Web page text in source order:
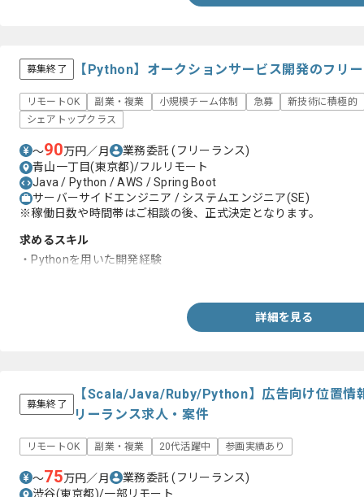
募集終了 【Python】オークションサービス開発のフリ
リモートOK 副業・複業 小規模チーム体制 急募
新技術に積極的
シェアトップクラス
〜90万円／月 業務委託(フリーランス)
青山一丁目(東京都)/フルリモート
Java / Python / AWS / Spring Boot
サーバーサイドエンジニア / システムエンジニア(SE)
※稼働日数や時間帯はご相談の後、正式決定となります。
求めるスキル
・Pythonを用いた開発経験
詳細を見る
募集終了
【Scala/Java/Ruby/Python】広告向け位置情
リーランス求人・案件
リモートOK 副業・複業 20代活躍中 参画実績あり
〜75万円／月 業務委託(フリーランス)
渋谷(東京都)/一部リモート